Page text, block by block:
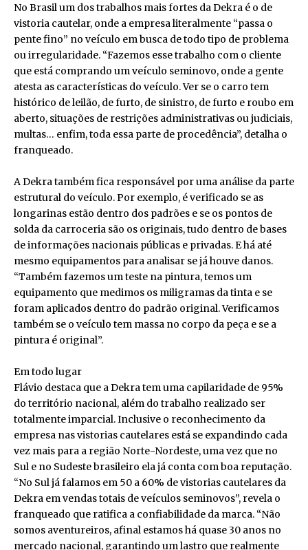
No Brasil um dos trabalhos mais fortes da Dekra é o de
vistoria cautelar, onde a empresa literalmente “passa o
pente fino” no veículo em busca de todo tipo de problema
ou irregularidade. “Fazemos esse trabalho com o cliente
que está comprando um veículo seminovo, onde a gente
atesta as características do veículo. Ver se o carro tem
histórico de leilão, de furto, de sinistro, de furto e roubo em
aberto, situações de restrições administrativas ou judiciais,
multas… enfim, toda essa parte de procedência”, detalha o
franqueado.
A Dekra também fica responsável por uma análise da parte
estrutural do veículo. Por exemplo, é verificado se as
longarinas estão dentro dos padrões e se os pontos de
solda da carroceria são os originais, tudo dentro de bases
de informações nacionais públicas e privadas. E há até
mesmo equipamentos para analisar se já houve danos.
“Também fazemos um teste na pintura, temos um
equipamento que medimos os miligramas da tinta e se
foram aplicados dentro do padrão original. Verificamos
também se o veículo tem massa no corpo da peça e se a
pintura é original”.
Em todo lugar
Flávio destaca que a Dekra tem uma capilaridade de 95%
do território nacional, além do trabalho realizado ser
totalmente imparcial. Inclusive o reconhecimento da
empresa nas vistorias cautelares está se expandindo cada
vez mais para a região Norte-Nordeste, uma vez que no
Sul e no Sudeste brasileiro ela já conta com boa reputação.
“No Sul já falamos em 50 a 60% de vistorias cautelares da
Dekra em vendas totais de veículos seminovos”, revela o
franqueado que ratifica a confiabilidade da marca. “Não
somos aventureiros, afinal estamos há quase 30 anos no
mercado nacional, garantindo um lastro que realmente